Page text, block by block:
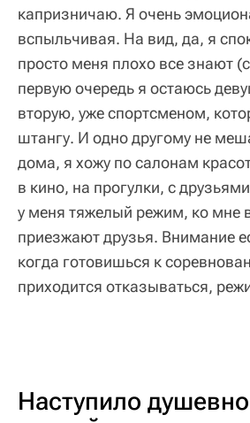
капризничаю. Я очень
вспыльчивая. На вид, да, я
просто меня плохо все знают
первую очередь я остаюсь
вторую, уже спортсменом,
штангу. И одно другому не
дома, я хожу по салонам
в кино, на прогулки, с
у меня тяжелый режим, ко мне
приезжают друзья. Внимание
когда готовишься к
приходится отказываться,
Наступило